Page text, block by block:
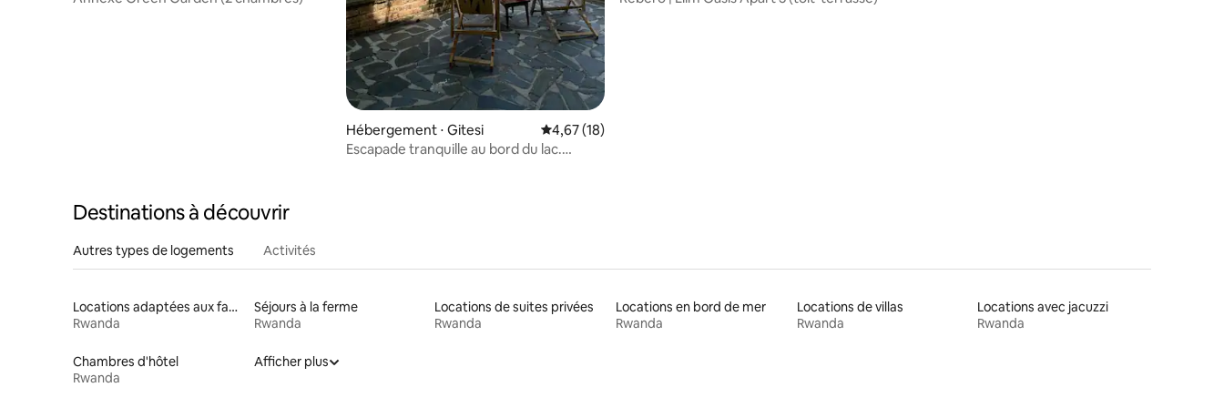
Hébergement ⋅ Gitesi Évaluation moyenne sur la base de 18 commentaires : 4,67 sur 5
4,67 (18)
Escapade tranquille au bord du lac.
Destinations à découvrir
Autres types de logements Activités
Locations adaptées aux familles
Rwanda
Séjours à la ferme
Rwanda
Locations de suites privées
Rwanda
Locations en bord de mer
Rwanda
Locations de villas
Rwanda
Locations avec jacuzzi
Rwanda
Chambres d'hôtel
Rwanda
Afficher plus